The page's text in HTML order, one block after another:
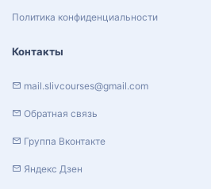
Политика конфиденциальности
Контакты
mail.slivcourses@gmail.com
Обратная связь
Группа Вконтакте
Яндекс Дзен